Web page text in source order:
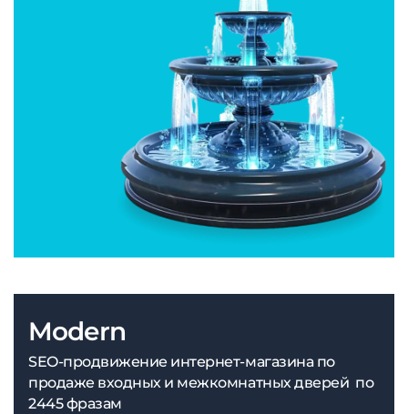
Modern
SEO-продвижение интернет-магазина по
продаже входных и межкомнатных дверей по
2445 фразам